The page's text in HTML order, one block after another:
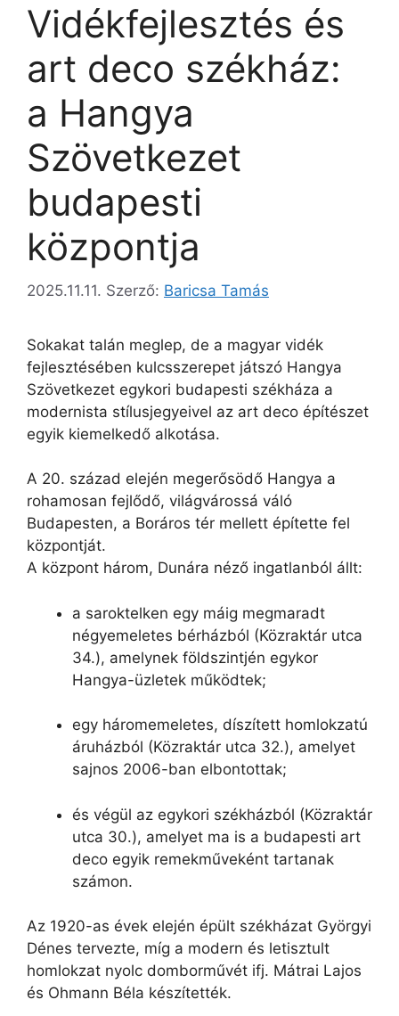
Vidékfejlesztés és
art deco székház:
a Hangya
Szövetkezet
budapesti
központja
2025.11.11. Szerző: Baricsa Tamás
Sokakat talán meglep, de a magyar vidék
fejlesztésében kulcsszerepet játszó Hangya
Szövetkezet egykori budapesti székháza a
modernista stílusjegyeivel az art deco építészet
egyik kiemelkedő alkotása.
A 20. század elején megerősödő Hangya a
rohamosan fejlődő, világvárossá váló
Budapesten, a Boráros tér mellett építette fel
központját.
A központ három, Dunára néző ingatlanból állt:
a saroktelken egy máig megmaradt
négyemeletes bérházból (Közraktár utca
34.), amelynek földszintjén egykor
Hangya-üzletek működtek;
egy háromemeletes, díszített homlokzatú
áruházból (Közraktár utca 32.), amelyet
sajnos 2006-ban elbontottak;
és végül az egykori székházból (Közraktár
utca 30.), amelyet ma is a budapesti art
deco egyik remekműveként tartanak
számon.
Az 1920-as évek elején épült székházat Györgyi
Dénes tervezte, míg a modern és letisztult
homlokzat nyolc domborművét ifj. Mátrai Lajos
és Ohmann Béla készítették.